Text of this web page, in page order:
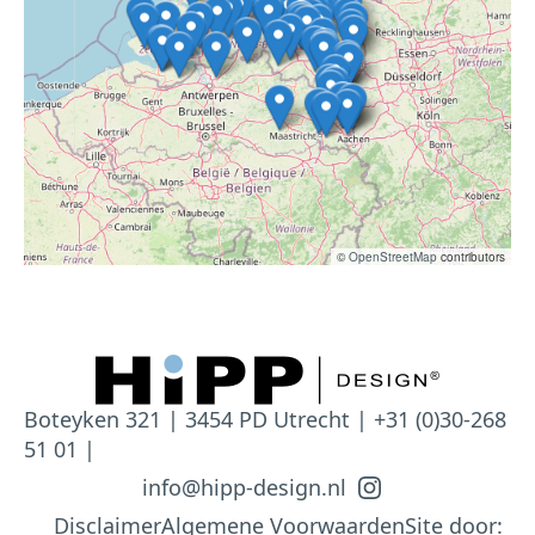
©OpenStreetMap contributors
Boteyken 321 | 3454 PD Utrecht | +31 (0)30-268
51 01 |
info@hipp-design.nl
DisclaimerAlgemene VoorwaardenSite door: